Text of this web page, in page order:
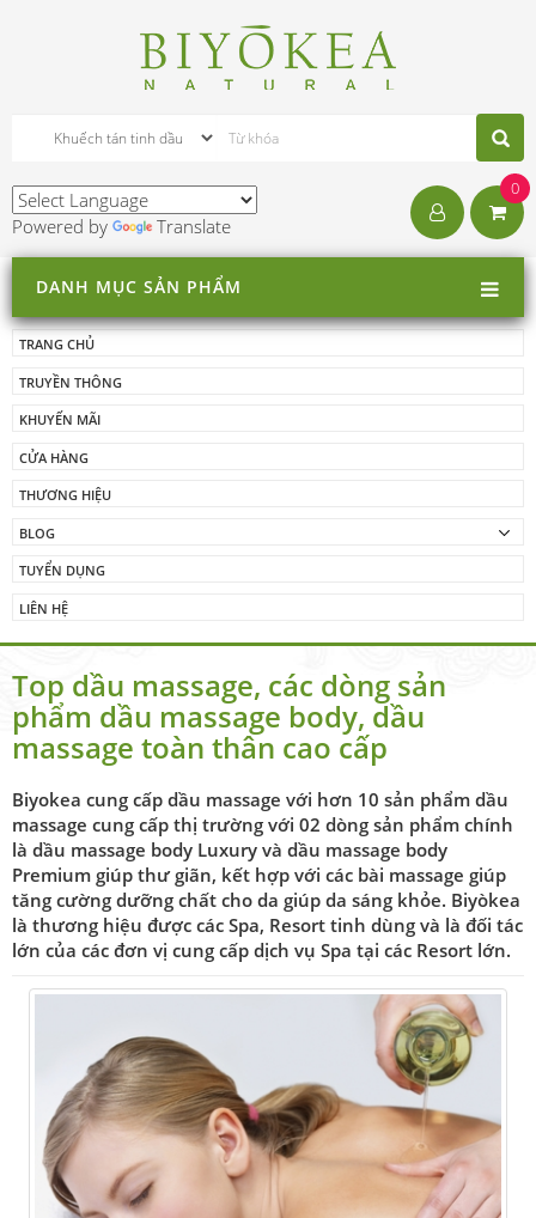
Powered by Translate
0
DANH MỤC SẢN PHẨM
TRANG CHỦ
TRUYỀN THÔNG
KHUYẾN MÃI
CỬA HÀNG
THƯƠNG HIỆU
BLOG
TUYỂN DỤNG
LIÊN HỆ
Top dầu massage, các dòng sản
phẩm dầu massage body, dầu
massage toàn thân cao cấp
Biyokea cung cấp dầu massage với hơn 10 sản phẩm dầu
massage cung cấp thị trường với 02 dòng sản phẩm chính
là dầu massage body Luxury và dầu massage body
Premium giúp thư giãn, kết hợp với các bài massage giúp
tăng cường dưỡng chất cho da giúp da sáng khỏe. Biyòkea
là thương hiệu được các Spa, Resort tinh dùng và là đối tác
lớn của các đơn vị cung cấp dịch vụ Spa tại các Resort lớn.